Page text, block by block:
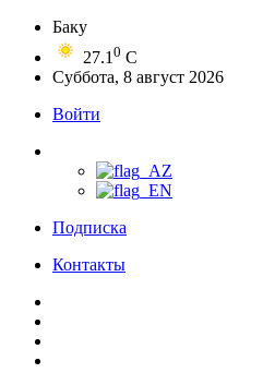
Баку
27.1 0 C
Суббота, 8 август 2026
Войти
Подписка
Контакты